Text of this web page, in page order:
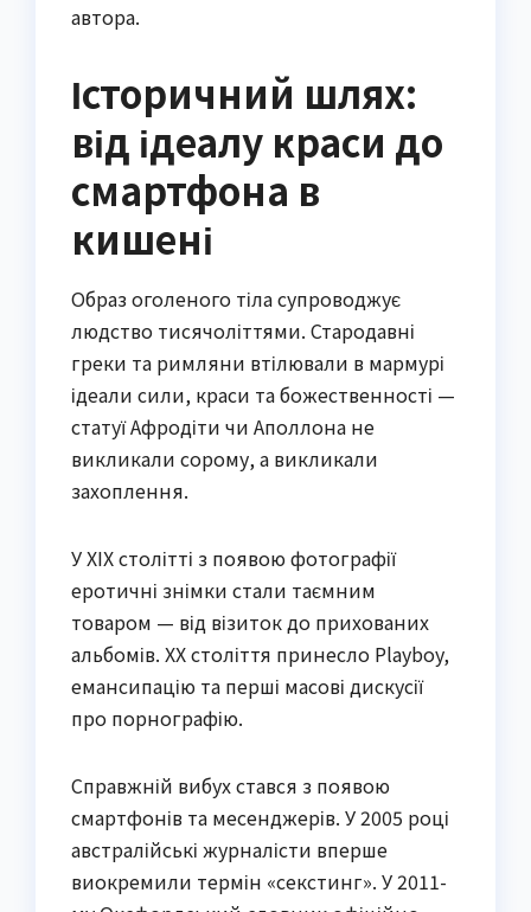
автора.
Історичний шлях:
від ідеалу краси до
смартфона в
кишені
Образ оголеного тіла супроводжує
людство тисячоліттями. Стародавні
греки та римляни втілювали в мармурі
ідеали сили, краси та божественності —
статуї Афродіти чи Аполлона не
викликали сорому, а викликали
захоплення.
У XIX столітті з появою фотографії
еротичні знімки стали таємним
товаром — від візиток до прихованих
альбомів. ХХ століття принесло Playboy,
емансипацію та перші масові дискусії
про порнографію.
Справжній вибух стався з появою
смартфонів та месенджерів. У 2005 році
австралійські журналісти вперше
виокремили термін «секстинг». У 2011-